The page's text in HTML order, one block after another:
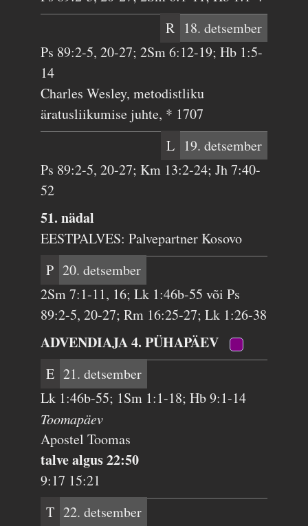
R 18. detsember
Ps 89:2-5, 20-27; 2Sm 6:12-19; Hb 1:5-
14
Charles Wesley, metodistliku
äratusliikumise juhte, * 1707
L 19. detsember
Ps 89:2-5, 20-27; Km 13:2-24; Jh 7:40-
52
51. nädal
EESTPALVES: Palvepartner Kosovo
P 20. detsember
2Sm 7:1-11, 16; Lk 1:46b-55 või Ps
89:2-5, 20-27; Rm 16:25-27; Lk 1:26-38
ADVENDIAJA 4. PÜHAPÄEV
E 21. detsember
Lk 1:46b-55; 1Sm 1:1-18; Hb 9:1-14
Toomapäev
Apostel Toomas
talve algus 22:50
9:17 15:21
T 22. detsember